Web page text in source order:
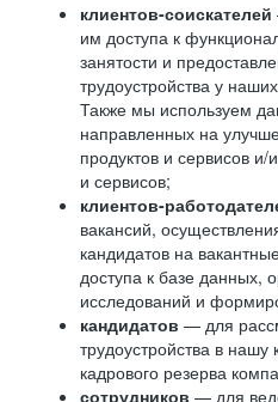
клиентов-соискателей
им доступа к
занятости и
трудоустройства у
Также мы используем
направленных на
продуктов и сервисов
и сервисов;
клиентов-
вакансий,
кандидатов на
доступа к базе данных,
исследований и
кандидатов — для
трудоустройства в
кадрового резерва
сотрудников — для